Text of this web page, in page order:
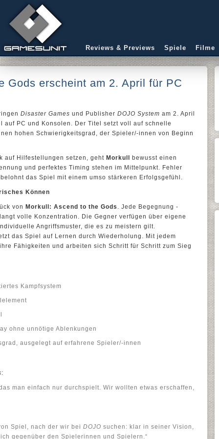
Reviews & Previews Spiele Filme
Gods erscheint am 2. April für PC
Disaster Games und Publisher DOJO System am 2. April
auf PC und Konsolen. Der Titel setzt voll auf schnelle
hohen Schwierigkeitsgrad, der Spieler/-innen von Beginn
auf Hilfestellungen setzen, geht Morkull
bewusst einen
und perfektes Timing stehen im Mittelpunkt. Fehler
das Spiel mit einem umso stärkeren Erfolgsgefühl.
Können
von Morkull: Ascend to the Gods . Jede Begegnung -
volle Konzentration. Die Gegner verfügen über eigene
Angriffsmuster, die es zu meistern gilt.
das Spiel auf Lernen durch Wiederholung. Mit jedem
Fähigkeiten und arbeiten sich Schritt für Schritt zum Sieg
Kampfsystem
ohne unnötige Ablenkungen
ausgelegt auf erfahrene Spieler/-innen
:
man einfach nur durchspielt. Wir wollten etwas erschaffen,
Spiel, nach der wir bei DOJO suchen: klar in seiner Vision,
gegenüber den Spielerinnen und Spielern.“